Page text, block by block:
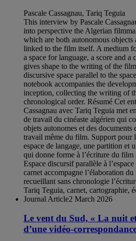
Pascale Cassagnau, Tariq Teguia
This interview by Pascale
into perspective the Algerian
which are both autonomous
linked to the film itself. A medium
a space for language, a score and a
gives shape to the writing of the
discursive space parallel to the
notebook accompanies the
inception, collecting the writing of
chronological order. Résumé Cet
Cassagnau avec Tariq Teguia met
de travail du cinéaste algérien qui
objets autonomes et des documents
travail même du film. Support pour
espace de langage, une partition et
qui donne forme à l’écriture du film
Espace discursif parallèle à
carnet accompagne l’élaboration
recueillant sans chronologie
Tariq Teguia, carnet, cartographie,
Journal Article2 March 2026
Le vent du Sud, « La nuit
d’une vidéo-